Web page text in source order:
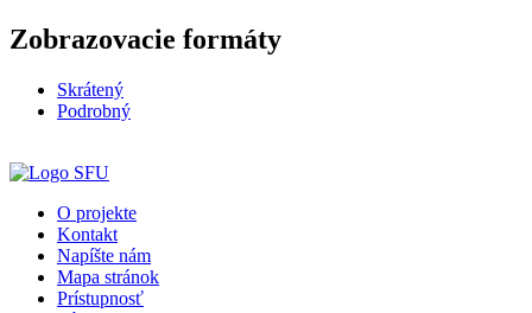
Zobrazovacie formáty
Skrátený
Podrobný
O projekte
Kontakt
Napíšte nám
Mapa stránok
Prístupnosť